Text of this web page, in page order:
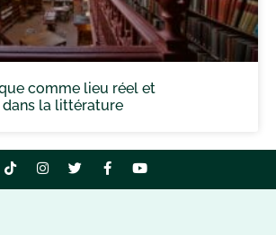
comme lieu réel et
la littérature